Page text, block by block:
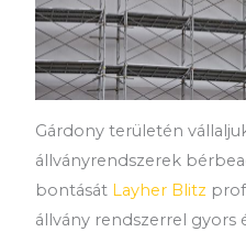
Gárdony területén
állványrendszerek
bontását Layher Blitz
állvány rendszerrel gyors